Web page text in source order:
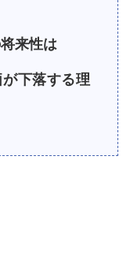
来性は
下落する理